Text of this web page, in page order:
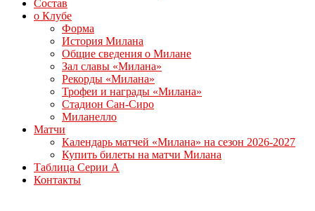
Состав
о Клубе
Форма
История Милана
Общие сведения о Милане
Зал славы «Милана»
Рекорды «Милана»
Трофеи и награды «Милана»
Стадион Сан-Сиро
Миланелло
Матчи
Календарь матчей «Милана» на сезон 2026-2027
Купить билеты на матчи Милана
Таблица Серии А
Контакты